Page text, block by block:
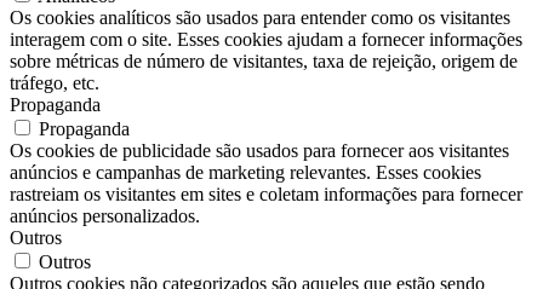
Os cookies analíticos são usados ​​para entender como os visitantes
interagem com o site. Esses cookies ajudam a fornecer informações
sobre métricas de número de visitantes, taxa de rejeição, origem de
tráfego, etc.
Propaganda
Propaganda
Os cookies de publicidade são usados ​​para fornecer aos visitantes
anúncios e campanhas de marketing relevantes. Esses cookies
rastreiam os visitantes em sites e coletam informações para fornecer
anúncios personalizados.
Outros
Outros
Outros cookies não categorizados são aqueles que estão sendo